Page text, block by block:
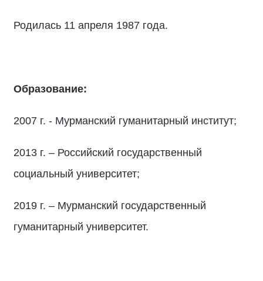
Родилась 11 апреля 1987 года.
Образование:
2007 г. - Мурманский гуманитарный институт;
2013 г. – Российский государственный
социальный университет;
2019 г. – Мурманский государственный
гуманитарный университет.